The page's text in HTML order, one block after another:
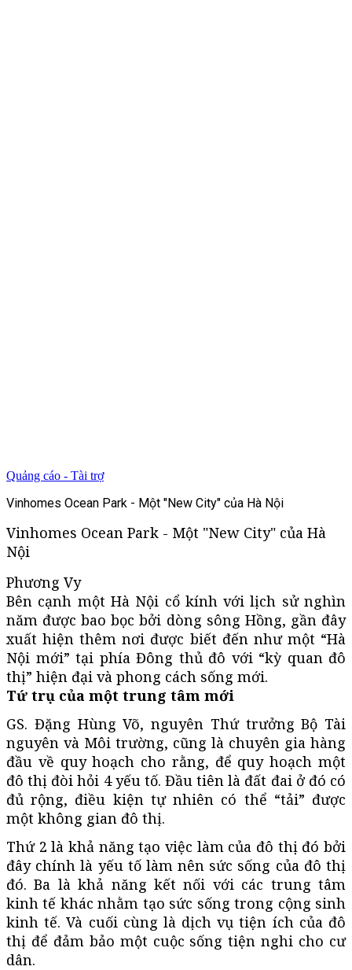
Quảng cáo - Tài trợ
Vinhomes Ocean Park - Một "New City" của Hà Nội
Vinhomes Ocean Park - Một "New City" của Hà
Nội
Phương Vy
Bên cạnh một Hà Nội cổ kính với lịch sử nghìn
năm được bao bọc bởi dòng sông Hồng, gần đây
xuất hiện thêm nơi được biết đến như một “Hà
Nội mới” tại phía Đông thủ đô với “kỳ quan đô
thị” hiện đại và phong cách sống mới.
Tứ trụ của một trung tâm mới
GS. Đặng Hùng Võ, nguyên Thứ trưởng Bộ Tài
nguyên và Môi trường, cũng là chuyên gia hàng
đầu về quy hoạch cho rằng, để quy hoạch một
đô thị đòi hỏi 4 yếu tố. Đầu tiên là đất đai ở đó có
đủ rộng, điều kiện tự nhiên có thể “tải” được
một không gian đô thị.
Thứ 2 là khả năng tạo việc làm của đô thị đó bởi
đây chính là yếu tố làm nên sức sống của đô thị
đó. Ba là khả năng kết nối với các trung tâm
kinh tế khác nhằm tạo sức sống trong cộng sinh
kinh tế. Và cuối cùng là dịch vụ tiện ích của đô
thị để đảm bảo một cuộc sống tiện nghi cho cư
dân.